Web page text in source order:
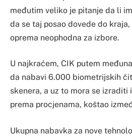
međutim veliko je pitanje da li
da se taj posao dovede do
oprema neophodna za izbore.
U najkraćem, CIK putem
da nabavi 6.000 biometrijskih
skenera, a uz to mora se izraditi
prema procjenama, koštao
Ukupna nabavka za nove